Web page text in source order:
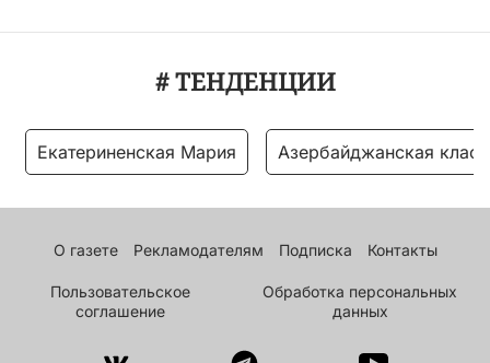
# ТЕНДЕНЦИИ
Екатериненская Мария Азербайджанская
О газете Рекламодателям Подписка Контакты
Пользовательское
соглашение
Обработка персональных
данных